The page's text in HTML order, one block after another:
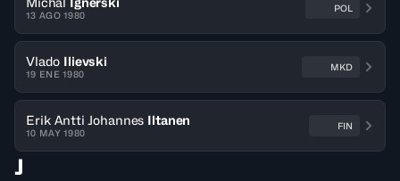
13 AGO 1980
POL
Vlado Ilievski
19 ENE 1980
MKD
Erik Antti Johannes Iltanen
10 MAY 1980
FIN
J